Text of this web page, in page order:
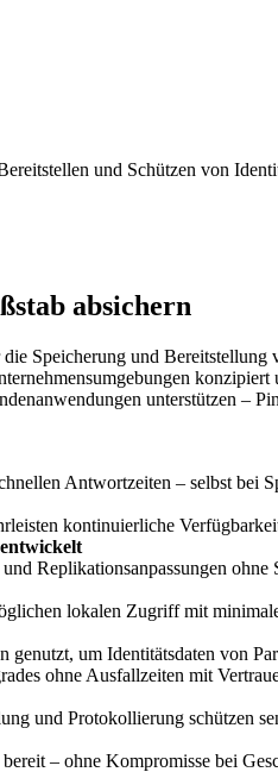
und Schützen von
absichern
Speicherung und
unterstützen –
Antwortzeiten – selbst bei
kontinuierliche
Replikationsanpassungen
lokalen Zugriff mit
genutzt, um Identitätsdaten von
ohne Ausfallzeiten mit
und Protokollierung schützen
– ohne Kompromisse bei